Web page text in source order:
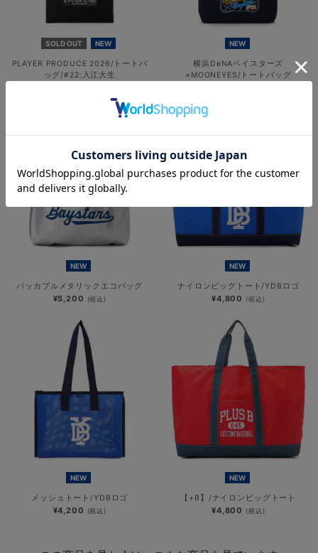
SOLD OUT NEW
PLAYER PRODUCE 2026/トートバ
ッグ/#22:入江大生
NEW
横浜DeNAベイスターズ
×MOONEYES/トートバッグ
NEW
パッカブルメタリックエコバッグ
¥5,200 (税込)
NEW
ナイロンビッグトート/YDBロゴ
¥4,800 (税込)
NEW
メッシュトート/YDBロゴ
¥4,200 (税込)
NEW
【+B】/ナイロンビッグトート
¥4,800 (税込)